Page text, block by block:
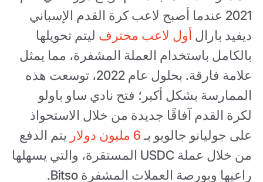
2021 عندما أصبح لاعب كرة القدم الإسباني
ديفيد بارال أول لاعب محترف ليتم تحويلها
بالكامل باستخدام العملة المشفرة، مما يمثل
علامة فارقة. بحلول عام 2022، توسعت هذه
الممارسة بشكل أكبر؛ فتح نادي ساو باولو
لكرة القدم آفاقًا جديدة من خلال الاستحواذ
على جوليانو جالوبو بـ6 مليون دولار
يتم الدفع
من خلال عملة USDC المستقرة، والتي يسهلها
راعيها وبورصة العملات المشفرة Bitso.